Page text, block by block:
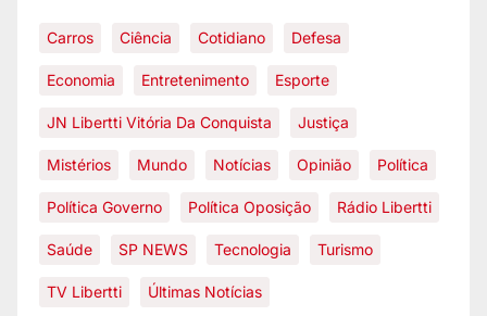
Carros Ciência Cotidiano Defesa
Economia Entretenimento Esporte
JN Libertti Vitória Da Conquista Justiça
Mistérios Mundo Notícias Opinião Política
Política Governo Política Oposição Rádio Libertti
Saúde SP NEWS Tecnologia Turismo
TV Libertti Últimas Notícias